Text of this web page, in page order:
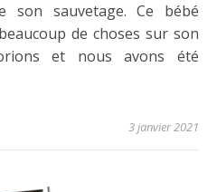
sauvetage. Ce bébé
de choses sur son
et nous avons été
3 janvier 2021